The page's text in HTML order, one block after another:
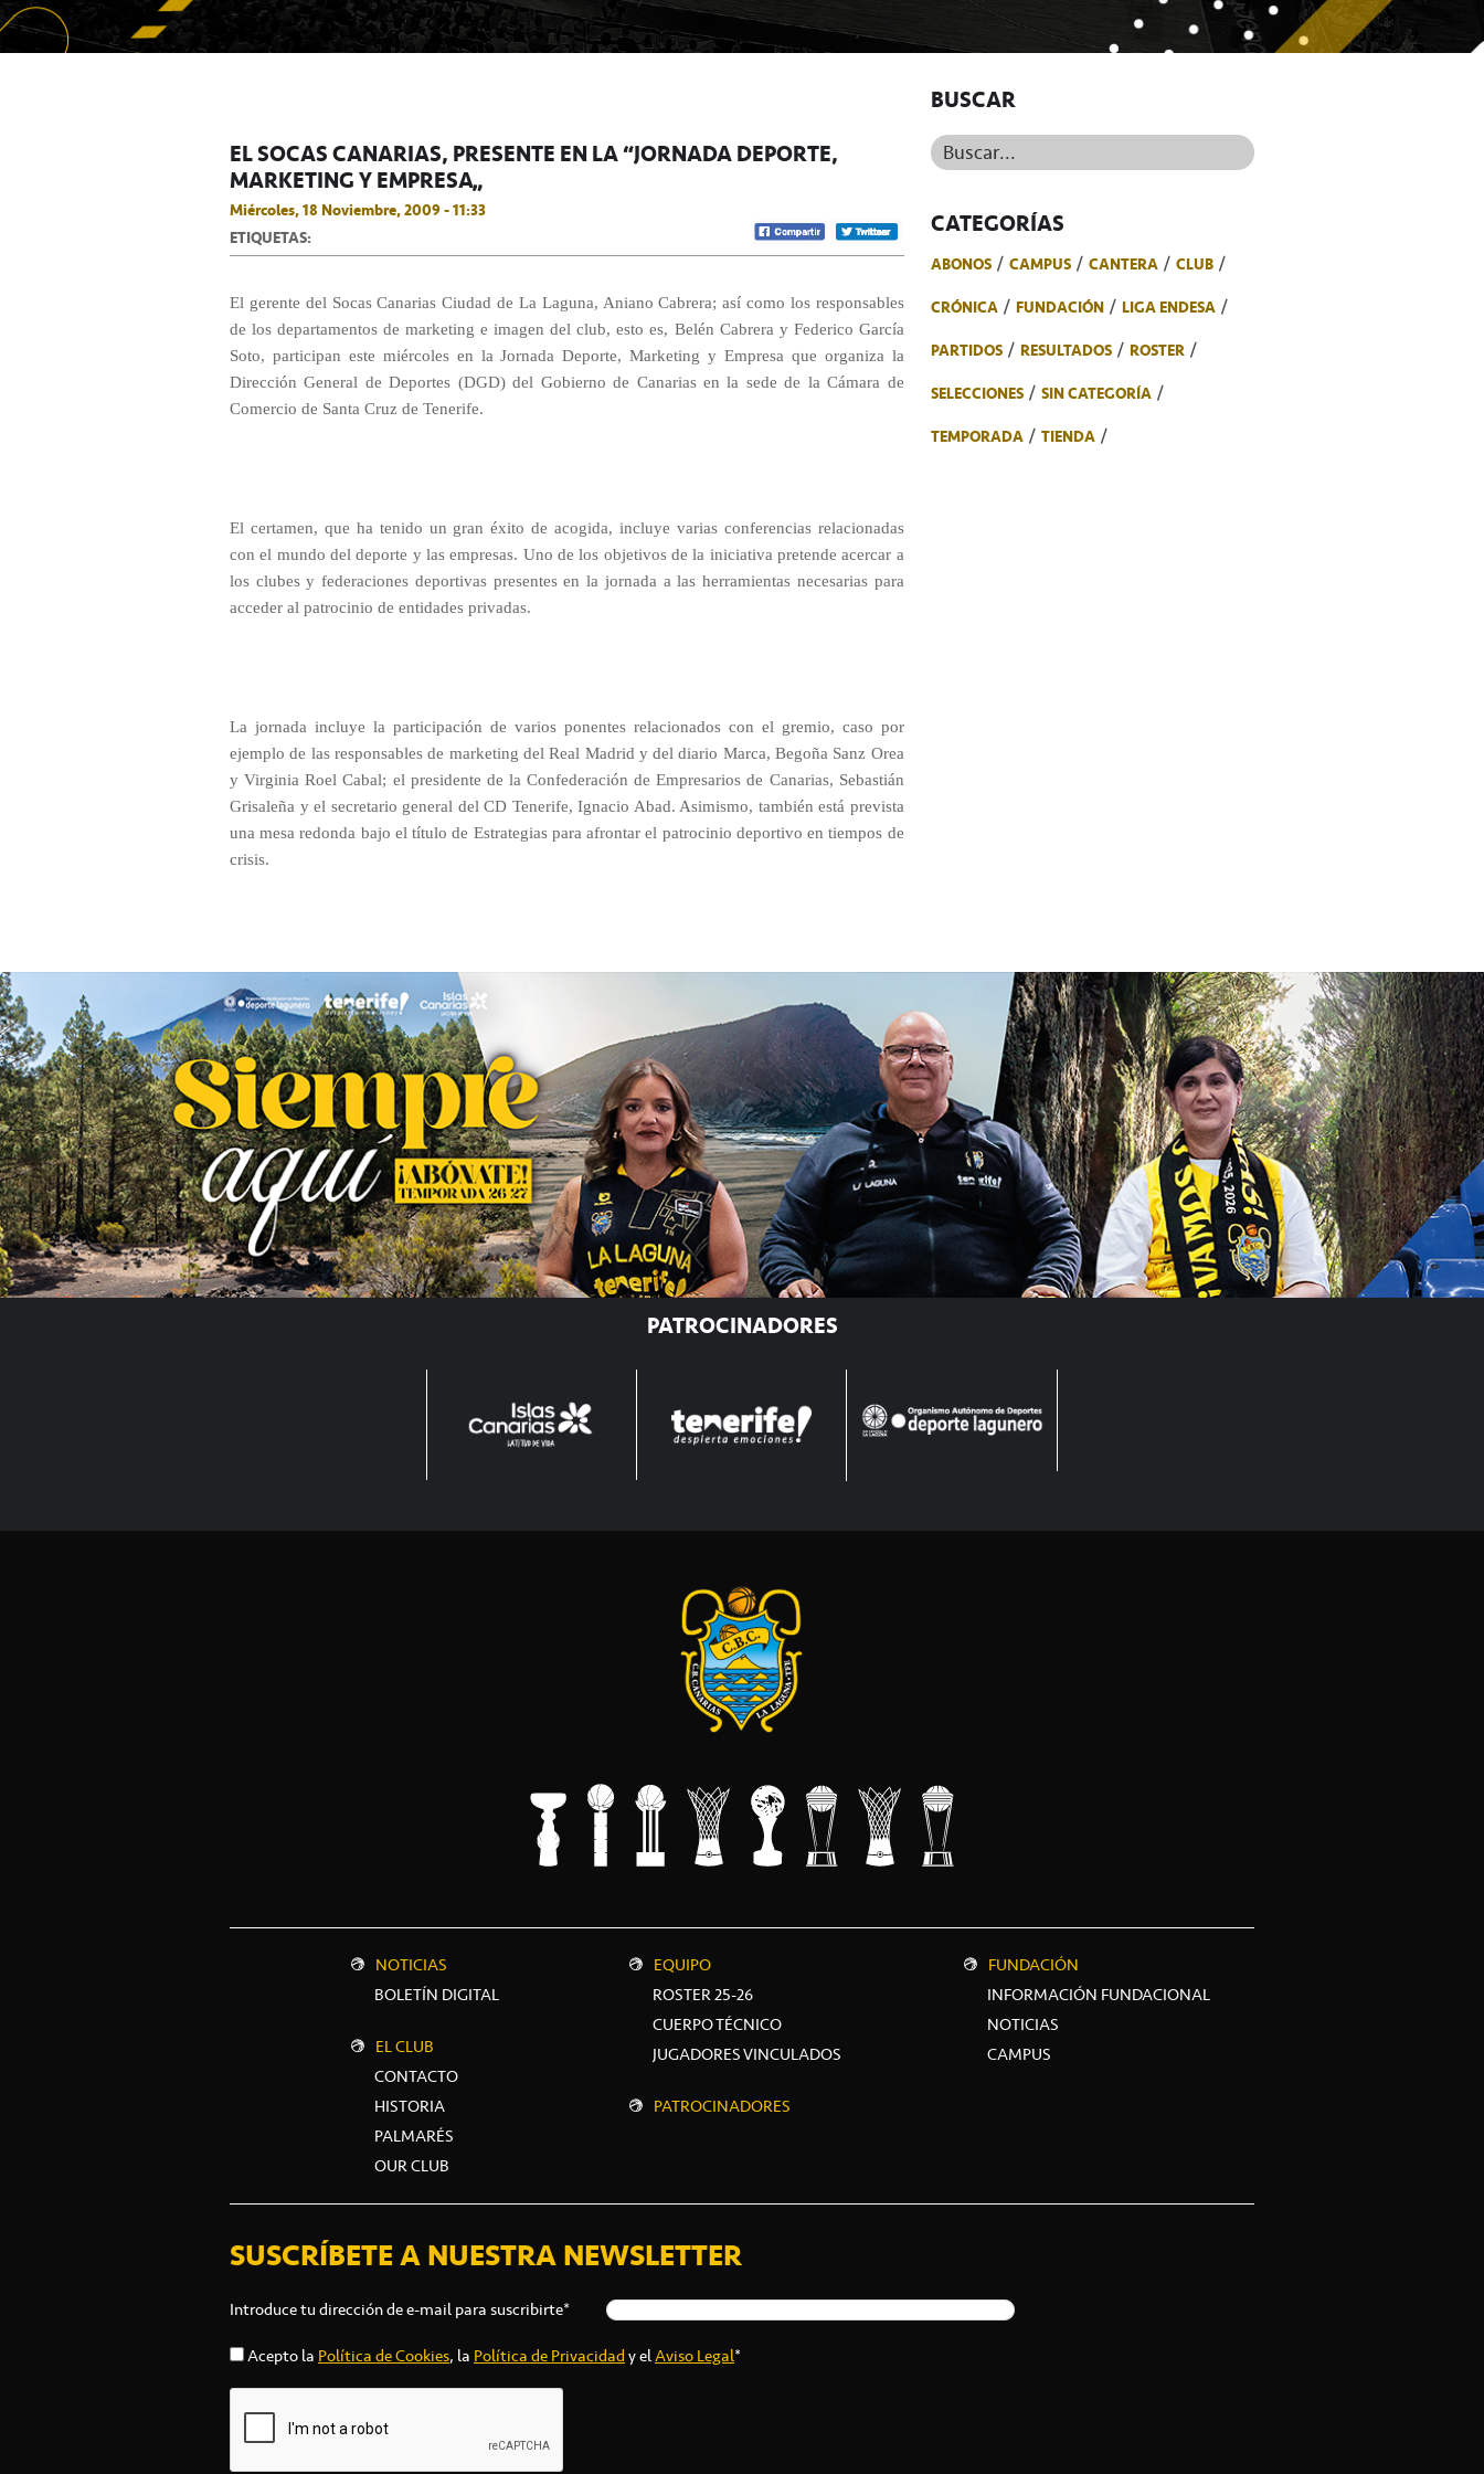
EL SOCAS CANARIAS, PRESENTE EN LA “JORNADA DEPORTE,
MARKETING Y EMPRESA”
Miércoles, 18 Noviembre, 2009 - 11:33
ETIQUETAS:
El gerente del Socas Canarias Ciudad de La Laguna, Aniano Cabrera; así como los responsables
de los departamentos de marketing e imagen del club, esto es, Belén Cabrera y Federico García
Soto, participan este miércoles en la Jornada Deporte, Marketing y Empresa que organiza la
Dirección General de Deportes (DGD) del Gobierno de Canarias en la sede de la Cámara de
Comercio de Santa Cruz de Tenerife.
El certamen, que ha tenido un gran éxito de acogida, incluye varias conferencias relacionadas
con el mundo del deporte y las empresas. Uno de los objetivos de la iniciativa pretende acercar a
los clubes y federaciones deportivas presentes en la jornada a las herramientas necesarias para
acceder al patrocinio de entidades privadas.
La jornada incluye la participación de varios ponentes relacionados con el gremio, caso por
ejemplo de las responsables de marketing del Real Madrid y del diario Marca, Begoña Sanz Orea
y Virginia Roel Cabal; el presidente de la Confederación de Empresarios de Canarias, Sebastián
Grisaleña y el secretario general del CD Tenerife, Ignacio Abad. Asimismo, también está prevista
una mesa redonda bajo el título de Estrategias para afrontar el patrocinio deportivo en tiempos de
crisis.
BUSCAR
Buscar...
CATEGORÍAS
ABONOS CAMPUS CANTERA
CLUB
CRÓNICA
FUNDACIÓN
LIGA ENDESA
PARTIDOS
RESULTADOS
ROSTER
SELECCIONES
SIN CATEGORÍA
TEMPORADA
TIENDA
PATROCINADORES
NOTICIAS
BOLETÍN DIGITAL
EL CLUB
CONTACTO
HISTORIA
PALMARÉS
OUR CLUB
EQUIPO
ROSTER 25-26
CUERPO TÉCNICO
JUGADORES VINCULADOS
PATROCINADORES
FUNDACIÓN
INFORMACIÓN FUNDACIONAL
NOTICIAS
CAMPUS
SUSCRÍBETE A NUESTRA NEWSLETTER
Introduce tu dirección de e-mail para suscribirte*
Acepto la Política de Cookies, la Política de Privacidady elAviso Legal*